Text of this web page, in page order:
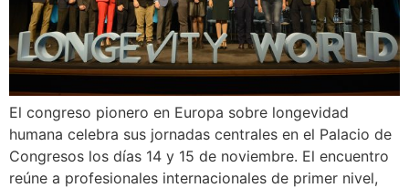
El congreso pionero en Europa sobre longevidad
humana celebra sus jornadas centrales en el Palacio de
Congresos los días 14 y 15 de noviembre. El encuentro
reúne a profesionales internacionales de primer nivel,